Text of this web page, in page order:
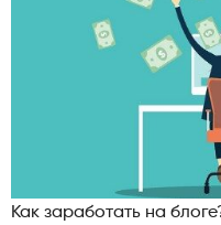
Как заработать на